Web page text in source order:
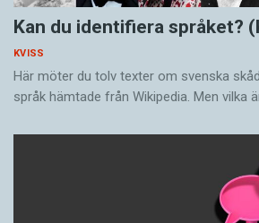
Kan du identifiera språket?
KVISS
Här möter du tolv texter om svenska
språk hämtade från Wikipedia. Men vilka